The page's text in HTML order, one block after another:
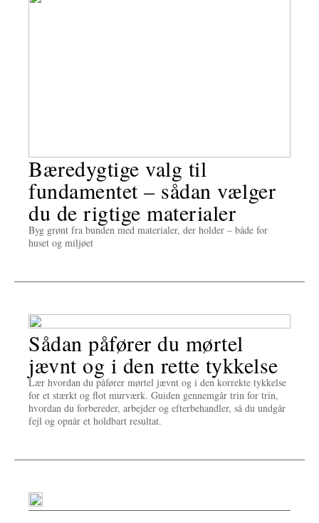
Bæredygtige valg til
fundamentet – sådan vælger
du de rigtige materialer
Byg grønt fra bunden med materialer, der holder – både for
huset og miljøet
Sådan påfører du mørtel
jævnt og i den rette tykkelse
Lær hvordan du påfører mørtel jævnt og i den korrekte tykkelse
for et stærkt og flot murværk. Guiden gennemgår trin for trin,
hvordan du forbereder, arbejder og efterbehandler, så du undgår
fejl og opnår et holdbart resultat.